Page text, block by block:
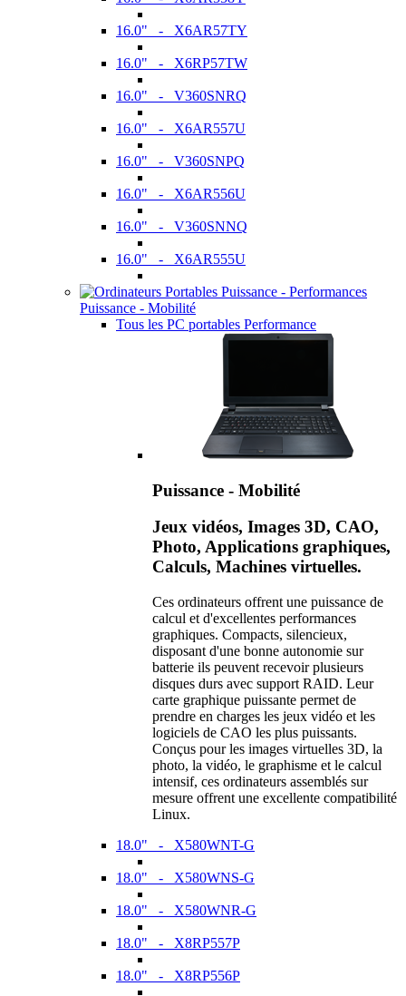
16.0" - X6AR57TY
16.0" - X6RP57TW
16.0" - V360SNRQ
16.0" - X6AR557U
16.0" - V360SNPQ
16.0" - X6AR556U
16.0" - V360SNNQ
16.0" - X6AR555U
Puissance - Mobilité
Tous les PC portables Performance
Puissance - Mobilité
Jeux vidéos, Images 3D, CAO,
Photo, Applications graphiques,
Calculs, Machines virtuelles.
Ces ordinateurs offrent une puissance de
calcul et d'excellentes performances
graphiques. Compacts, silencieux,
disposant d'une bonne autonomie sur
batterie ils peuvent recevoir plusieurs
disques durs avec support RAID. Leur
carte graphique puissante permet de
prendre en charges les jeux vidéo et les
logiciels de CAO les plus puissants.
Conçus pour les images virtuelles 3D, la
photo, la vidéo, le graphisme et le calcul
intensif, ces ordinateurs assemblés sur
mesure offrent une excellente compatibilité
Linux.
18.0" - X580WNT-G
18.0" - X580WNS-G
18.0" - X580WNR-G
18.0" - X8RP557P
18.0" - X8RP556P